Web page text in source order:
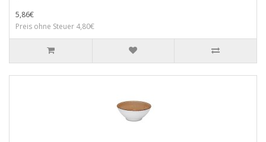
5,86€
Preis ohne Steuer 4,80€